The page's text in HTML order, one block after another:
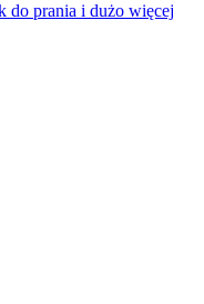
do prania i dużo więcej